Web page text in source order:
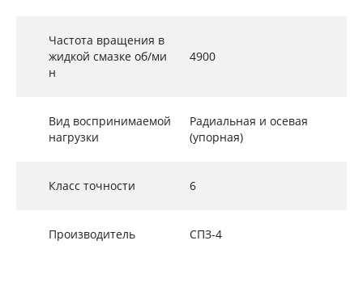
Частота вращения в
жидкой смазке об/ми
н
4900
Вид воспринимаемой
нагрузки
Радиальная и осевая
(упорная)
Класс точности 6
Производитель СПЗ-4